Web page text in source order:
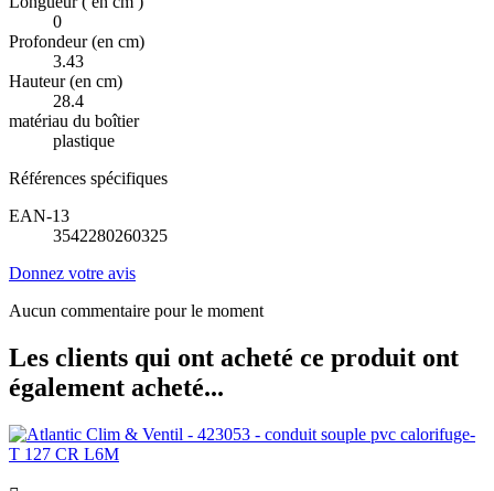
0
Profondeur (en cm)
3.43
Hauteur (en cm)
28.4
matériau du boîtier
plastique
Références spécifiques
EAN-13
3542280260325
Donnez votre avis
Aucun commentaire pour le moment
Les clients qui ont acheté ce produit ont
également acheté...